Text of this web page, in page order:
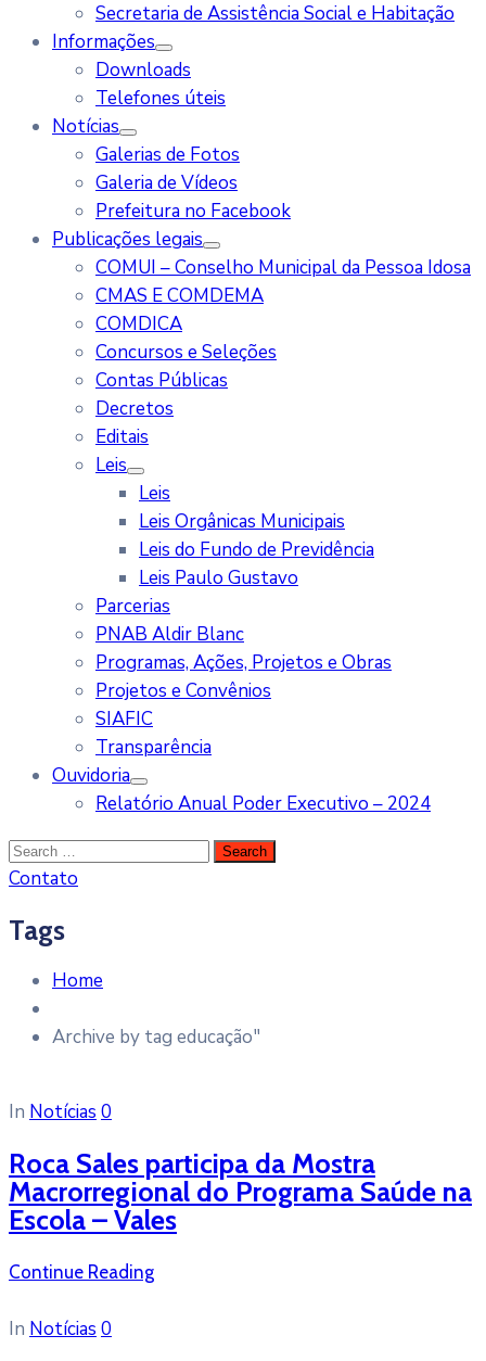
Secretaria de Assistência Social e Habitação
Informações
Downloads
Telefones úteis
Notícias
Galerias de Fotos
Galeria de Vídeos
Prefeitura no Facebook
Publicações legais
COMUI – Conselho Municipal da Pessoa Idosa
CMAS E COMDEMA
COMDICA
Concursos e Seleções
Contas Públicas
Decretos
Editais
Leis
Leis
Leis Orgânicas Municipais
Leis do Fundo de Previdência
Leis Paulo Gustavo
Parcerias
PNAB Aldir Blanc
Programas, Ações, Projetos e Obras
Projetos e Convênios
SIAFIC
Transparência
Ouvidoria
Relatório Anual Poder Executivo – 2024
Contato
Tags
Home
Archive by tag educação"
In Notícias 0
Roca Sales participa da Mostra
Macrorregional do Programa Saúde na
Escola – Vales
Continue Reading
In Notícias 0